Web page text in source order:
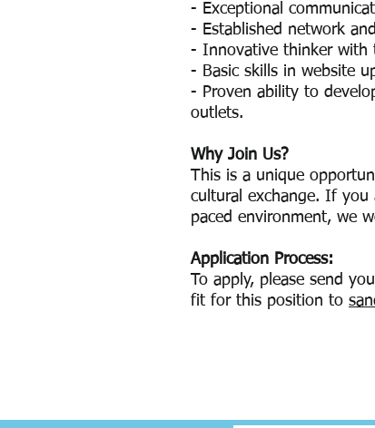
- Exceptional
- Established network
- Innovative thinker with
- Basic skills in website
- Proven ability to
outlets.
Why Join Us?
This is a unique
cultural exchange. If
paced environment, we
Application Process:
To apply, please send
fit for this position to